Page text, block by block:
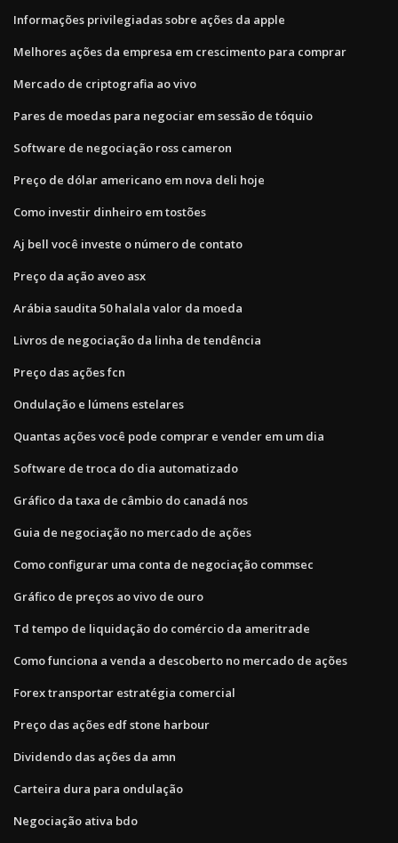
Informações privilegiadas sobre ações da apple
Melhores ações da empresa em crescimento para comprar
Mercado de criptografia ao vivo
Pares de moedas para negociar em sessão de tóquio
Software de negociação ross cameron
Preço de dólar americano em nova deli hoje
Como investir dinheiro em tostões
Aj bell você investe o número de contato
Preço da ação aveo asx
Arábia saudita 50 halala valor da moeda
Livros de negociação da linha de tendência
Preço das ações fcn
Ondulação e lúmens estelares
Quantas ações você pode comprar e vender em um dia
Software de troca do dia automatizado
Gráfico da taxa de câmbio do canadá nos
Guia de negociação no mercado de ações
Como configurar uma conta de negociação commsec
Gráfico de preços ao vivo de ouro
Td tempo de liquidação do comércio da ameritrade
Como funciona a venda a descoberto no mercado de ações
Forex transportar estratégia comercial
Preço das ações edf stone harbour
Dividendo das ações da amn
Carteira dura para ondulação
Negociação ativa bdo